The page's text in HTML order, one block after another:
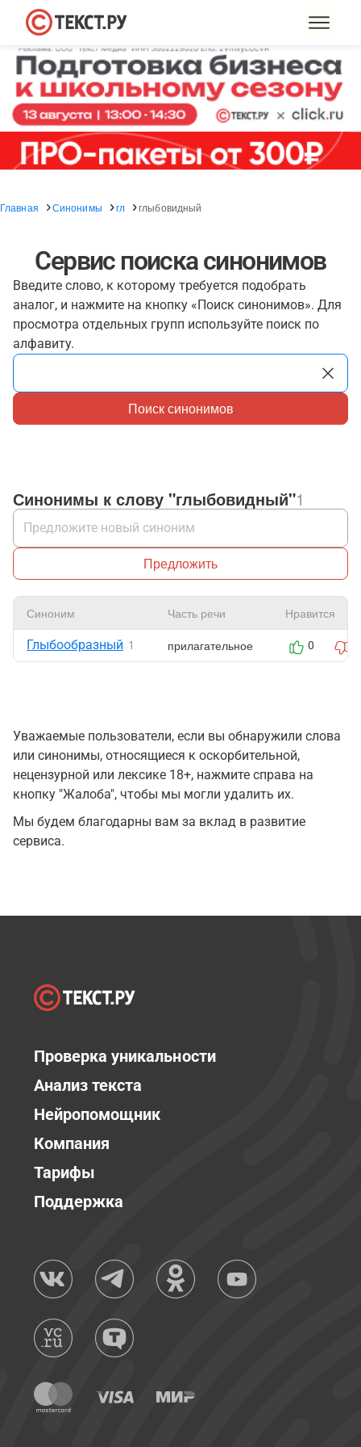
Главная Синонимы гл глыбовидный
Сервис поиска синонимов
Введите слово, к которому требуется подобрать
аналог, и нажмите на кнопку «Поиск синонимов». Для
просмотра отдельных групп используйте поиск по
алфавиту.
Поиск синонимов
Синонимы к слову "глыбовидный"1
Предложить
Синоним Часть речи Нравится
Глыбообразный 1 прилагательное 0
Уважаемые пользователи, если вы обнаружили слова
или синонимы, относящиеся к оскорбительной,
нецензурной или лексике 18+, нажмите справа на
кнопку "Жалоба", чтобы мы могли удалить их.
Мы будем благодарны вам за вклад в развитие
сервиса.
Проверка уникальности
Анализ текста
Нейропомощник
Компания
Тарифы
Поддержка